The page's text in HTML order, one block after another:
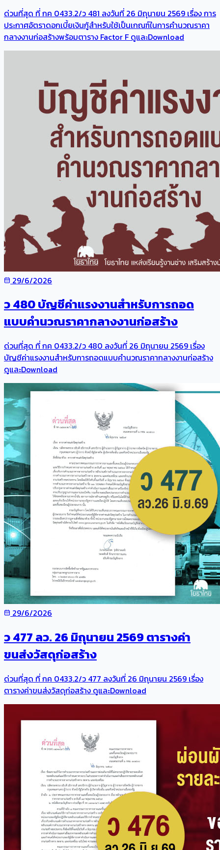
ด่วนที่สุด ที่ กค 0433.2/ว 481 ลงวันที่ 26 มิถุนายน 2569 เรื่อง การ
ประกาศอัตราดอกเบี้ยเงินกู้สำหรับใช้เป็นเกณฑ์ในการคำนวณราคา
กลางงานก่อสร้างพร้อมตาราง Factor F ดูและDownload
29/6/2026
ว 480 บัญชีค่าแรงงานสำหรับการถอด
แบบคำนวณราคากลางงานก่อสร้าง
ด่วนที่สุด ที่ กค 0433.2/ว 480 ลงวันที่ 26 มิถุนายน 2569 เรื่อง
บัญชีค่าแรงงานสำหรับการถอดแบบคำนวณราคากลางงานก่อสร้าง
ดูและDownload
29/6/2026
ว 477 ลว. 26 มิถุนายน 2569 ตารางค่า
ขนส่งวัสดุก่อสร้าง
ด่วนที่สุด ที่ กค 0433.2/ว 477 ลงวันที่ 26 มิถุนายน 2569 เรื่อง
ตารางค่าขนส่งวัสดุก่อสร้าง ดูและDownload